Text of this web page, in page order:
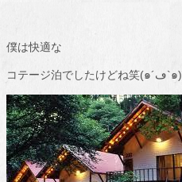
僕は快適な
コテージ泊でしたけどね笑(๑´ڡ`๑)